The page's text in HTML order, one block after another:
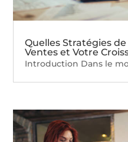
Quelles Stratégies
Ventes et Votre
Introduction Dans le